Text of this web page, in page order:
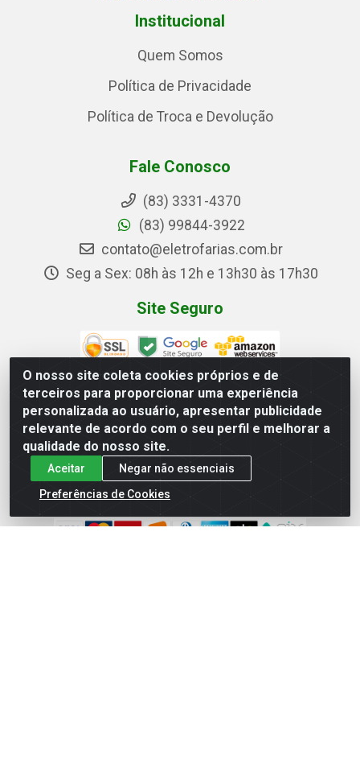
O nosso site coleta cookies próprios e de
terceiros para proporcionar uma experiência
personalizada ao usuário, apresentar publicidade
relevante de acordo com o seu perfil e melhorar a
qualidade do nosso site.
Aceitar
Negar não essenciais
Preferências de Cookies
Institucional
Quem Somos
Política de Privacidade
Política de Troca e Devolução
Fale Conosco
(83) 3331-4370
(83) 99844-3922
contato@eletrofarias.com.br
Seg a Sex: 08h às 12h e 13h30 às 17h30
Site Seguro
Redes Sociais
Instagram
YouTube
Formas de Pagamento